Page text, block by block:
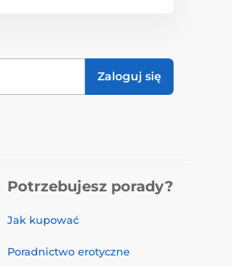
Zaloguj się
Potrzebujesz porady?
Jak kupować
Poradnictwo erotyczne